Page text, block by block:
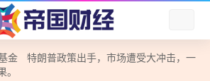
金
特朗普政策出手，市场遭受大冲击，一